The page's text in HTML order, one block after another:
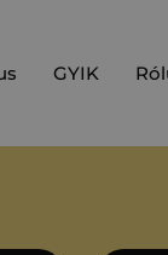
GYIK